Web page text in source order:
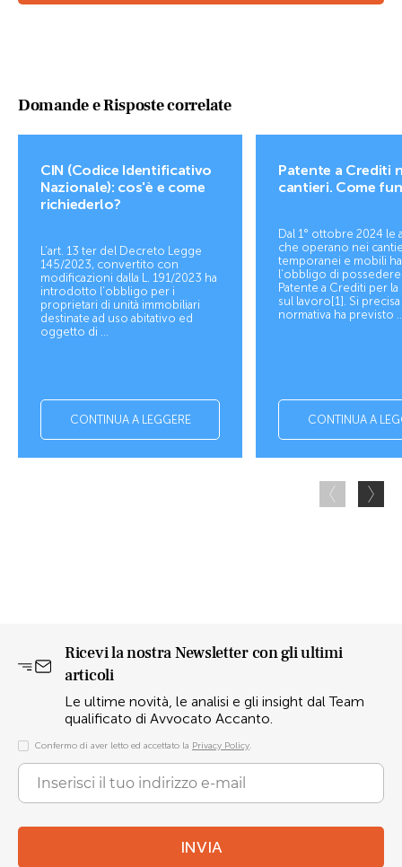
Domande e Risposte correlate
CIN (Codice Identificativo
Nazionale): cos'è e come
richiederlo?
L’art. 13 ter del Decreto Legge
145/2023, convertito con
modificazioni dalla L. 191/2023 ha
introdotto l’obbligo per i
proprietari di unità immobiliari
destinate ad uso abitativo ed
oggetto di ...
CONTINUA A LEGGERE
Patente a Crediti
cantieri. Come
Dal 1° ottobre 2024 le
che operano nei
temporanei e mobili
l’obbligo di
Patente a Crediti per
sul lavoro[1]. Si
normativa ha previsto
CONTINUA A
Ricevi la nostra Newsletter con gli ultimi
articoli
Le ultime novità, le analisi e gli insight dal Team
qualificato di Avvocato Accanto.
Confermo di aver letto ed accettato la Privacy Policy.
INVIA